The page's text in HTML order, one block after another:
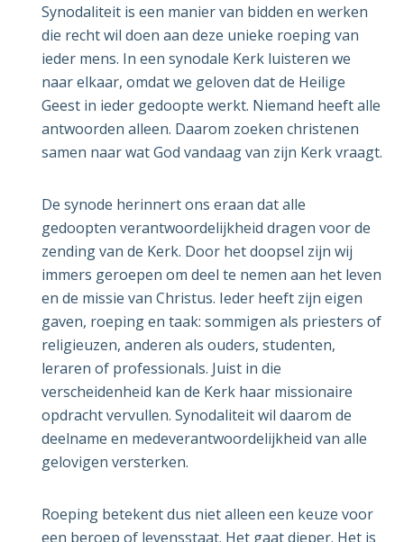
Synodaliteit is een manier van bidden en werken
die recht wil doen aan deze unieke roeping van
ieder mens. In een synodale Kerk luisteren we
naar elkaar, omdat we geloven dat de Heilige
Geest in ieder gedoopte werkt. Niemand heeft alle
antwoorden alleen. Daarom zoeken christenen
samen naar wat God vandaag van zijn Kerk vraagt.
De synode herinnert ons eraan dat alle
gedoopten verantwoordelijkheid dragen voor de
zending van de Kerk. Door het doopsel zijn wij
immers geroepen om deel te nemen aan het leven
en de missie van Christus. Ieder heeft zijn eigen
gaven, roeping en taak: sommigen als priesters of
religieuzen, anderen als ouders, studenten,
leraren of professionals. Juist in die
verscheidenheid kan de Kerk haar missionaire
opdracht vervullen. Synodaliteit wil daarom de
deelname en medeverantwoordelijkheid van alle
gelovigen versterken.
Roeping betekent dus niet alleen een keuze voor
een beroep of levensstaat. Het gaat dieper. Het is